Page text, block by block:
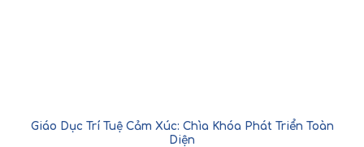
Giáo Dục Trí Tuệ Cảm Xúc: Chìa Khóa Phát Triển Toàn
Diện